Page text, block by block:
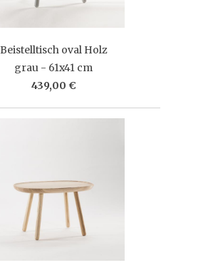
Beistelltisch oval Holz
grau - 61x41 cm
439,00 €